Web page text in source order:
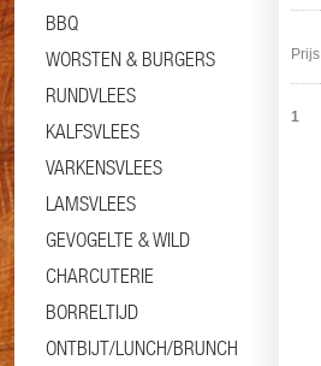
BBQ
WORSTEN & BURGERS
RUNDVLEES
KALFSVLEES
VARKENSVLEES
LAMSVLEES
GEVOGELTE & WILD
CHARCUTERIE
BORRELTIJD
ONTBIJT/LUNCH/BRUNCH
Prijs
1